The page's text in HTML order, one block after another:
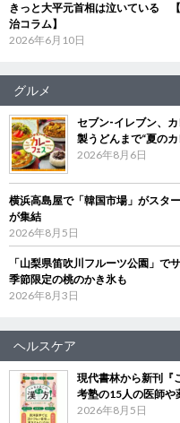
きっと大平元首相は泣いている
治コラム】
2026年6月10日
グルメ
セブン‐イレブン、
製うどんまで“夏の
2026年8月6日
横浜高島屋で「韓国市場」がスタ
が集結
2026年8月5日
「山梨県笛吹川フルーツ公園」で
季節限定の桃のかき氷も
2026年8月3日
ヘルスケア
現代書林から新刊
考塾の15人の医師や
2026年8月5日